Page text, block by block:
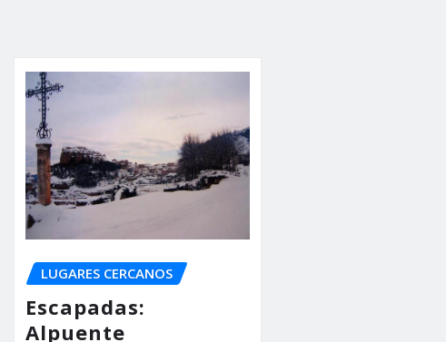
LUGARES CERCANOS
Escapadas:
Alpuente